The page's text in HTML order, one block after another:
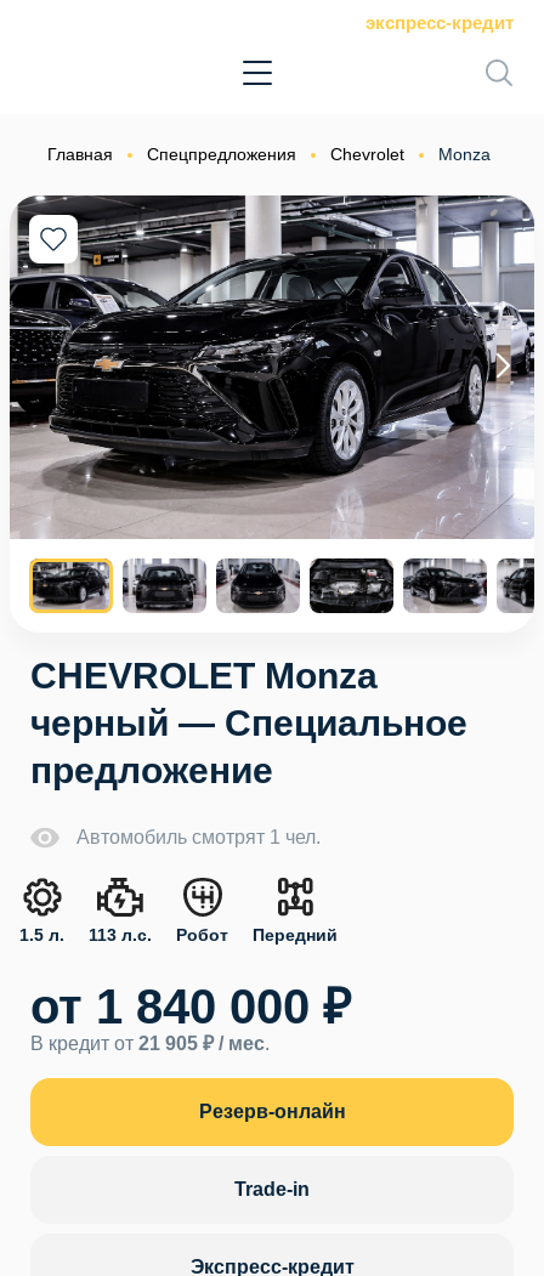
экспресс-кредит
Главная Спецпредложения Chevrolet Monza
CHEVROLET Monza
черный — Специальное
предложение
Автомобиль смотрят 1 чел.
1.5 л. 113 л.с. Робот Передний
от 1 840 000 ₽
В кредит от 21 905 ₽ / мес.
Резерв-онлайн
Trade-in
Экспресс-кредит